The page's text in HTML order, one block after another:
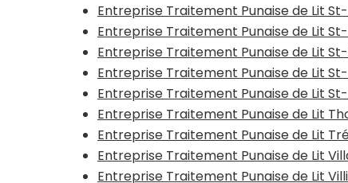
Entreprise Traitement Punaise de Lit
Entreprise Traitement Punaise de Lit
Entreprise Traitement Punaise de Lit
Entreprise Traitement Punaise de Lit
Entreprise Traitement Punaise de Lit
Entreprise Traitement Punaise de Lit
Entreprise Traitement Punaise de Lit
Entreprise Traitement Punaise de Lit
Entreprise Traitement Punaise de Lit